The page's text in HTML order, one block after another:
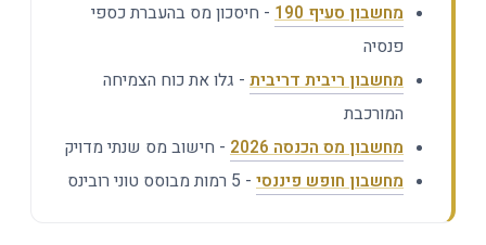
מחשבון סעיף 190
- חיסכון מס בהעברת כספי
פנסיה
מחשבון ריבית דריבית - גלו את כוח הצמיחה
המורכבת
מחשבון מס הכנסה 2026
- חישוב מס שנתי מדויק
מחשבון חופש פיננסי - 5 רמות מבוסס טוני רובינס